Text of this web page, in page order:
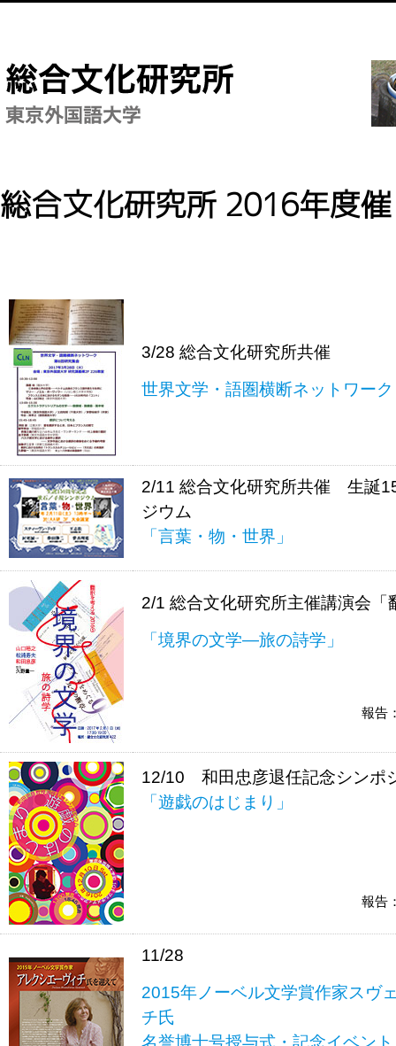
総合文化研究所 2016年度
3/28 総合文化研究所共催
世界文学・語圏横断ネットワー
2/11 総合文化研究所共催 生誕
ジウム
「言葉・物・世界」
2/1 総合文化研究所主催講演会「
「境界の文学―旅の詩学」
報告
12/10 和田忠彦退任記念シンポ
「遊戯のはじまり」
報告
11/28
2015年ノーベル文学賞作家スヴ
チ氏
名誉博士号授与式・記念イベント